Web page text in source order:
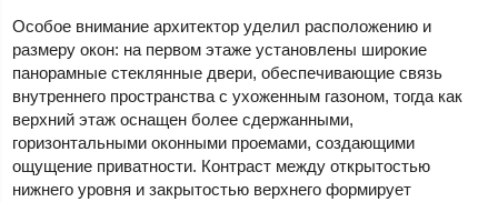
Особое внимание архитектор уделил расположению и
размеру окон: на первом этаже установлены широкие
панорамные стеклянные двери, обеспечивающие связь
внутреннего пространства с ухоженным газоном, тогда как
верхний этаж оснащен более сдержанными,
горизонтальными оконными проемами, создающими
ощущение приватности. Контраст между открытостью
нижнего уровня и закрытостью верхнего формирует